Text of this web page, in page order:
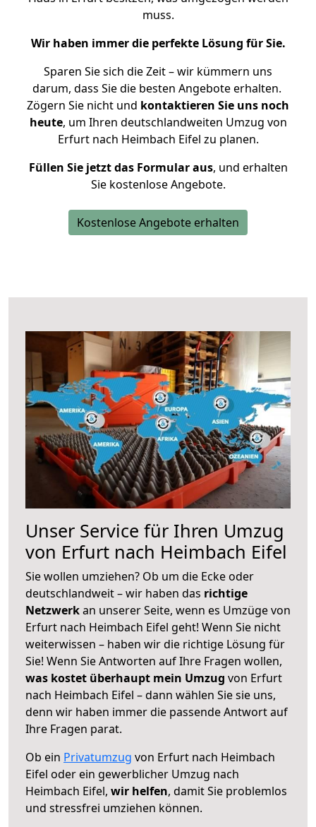
muss.
Wir haben immer die perfekte Lösung für Sie.
Sparen Sie sich die Zeit – wir kümmern uns
darum, dass Sie die besten Angebote erhalten.
Zögern Sie nicht und kontaktieren Sie uns noch
heute, um Ihren deutschlandweiten Umzug von
Erfurt nach Heimbach Eifel zu planen.
Füllen Sie jetzt das Formular aus, und erhalten
Sie kostenlose Angebote.
Kostenlose Angebote erhalten
Unser Service für Ihren Umzug
von Erfurt nach Heimbach Eifel
Sie wollen umziehen? Ob um die Ecke oder
deutschlandweit – wir haben das richtige
Netzwerkan unserer Seite, wenn es Umzüge von
Erfurt nach Heimbach Eifel geht! Wenn Sie nicht
weiterwissen – haben wir die richtige Lösung für
Sie! Wenn Sie Antworten auf Ihre Fragen wollen,
was kostet überhaupt mein Umzug von Erfurt
nach Heimbach Eifel – dann wählen Sie sie uns,
denn wir haben immer die passende Antwort auf
Ihre Fragen parat.
Ob ein Privatumzug von Erfurt nach Heimbach
Eifel oder ein gewerblicher Umzug nach
Heimbach Eifel, wir helfen, damit Sie problemlos
und stressfrei umziehen können.